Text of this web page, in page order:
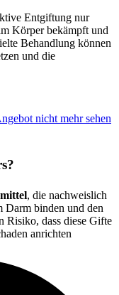
Entgiftung nur
Körper bekämpft und
Behandlung können
und die
nicht mehr sehen
, die nachweislich
Darm binden und den
Risiko, dass diese Gifte
anrichten